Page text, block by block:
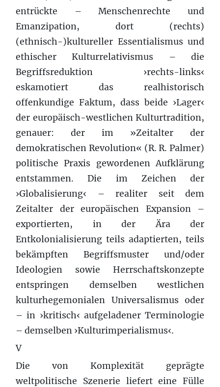
entrückte – Menschenrechte und
Emanzipation, dort (rechts)
(ethnisch-)kultureller Essentialismus und
ethischer Kulturrelativismus – die
Begriffsreduktion ›rechts-links‹
eskamotiert das realhistorisch
offenkundige Faktum, dass beide ›Lager‹
der europäisch-westlichen Kulturtradition,
genauer: der im »Zeitalter der
demokratischen Revolution« (R. R. Palmer)
politische Praxis gewordenen Aufklärung
entstammen. Die im Zeichen der
›Globalisierung‹ – realiter seit dem
Zeitalter der europäischen Expansion –
exportierten, in der Ära der
Entkolonialisierung teils adaptierten, teils
bekämpften Begriffsmuster und/oder
Ideologien sowie Herrschaftskonzepte
entspringen demselben westlichen
kulturhegemonialen Universalismus oder
– in ›kritisch‹ aufgeladener Terminologie
– demselben ›Kulturimperialismus‹.
V
Die von Komplexität geprägte
weltpolitische Szenerie liefert eine Fülle